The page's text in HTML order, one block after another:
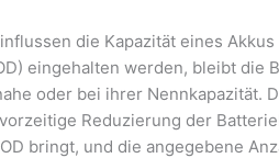
die Kapazität eines
eingehalten werden, bleibt die
oder bei ihrer Nennkapazität.
Reduzierung der
bringt, und die angegebene